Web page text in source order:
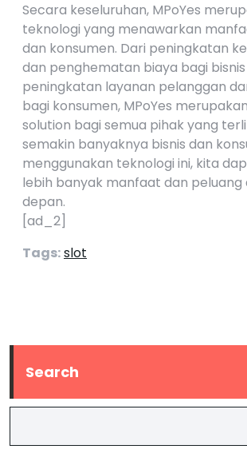
Secara keseluruhan, MPoYes
teknologi yang menawarkan
dan konsumen. Dari peningkatan
dan penghematan biaya bagi
peningkatan layanan pelanggan
bagi konsumen, MPoYes
solution bagi semua pihak yang
semakin banyaknya bisnis dan
menggunakan teknologi ini, kita
lebih banyak manfaat dan peluang
depan.
[ad_2]
Tags:slot
Search